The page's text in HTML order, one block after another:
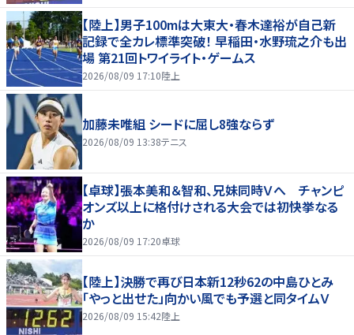
【陸上】男子100mは大東大・春木達裕が自己新
記録で全カレ標準突破！ 早稲田・水野琉之介も出
場 第21回トワイライト・ゲームス
2026/08/09 17:10陸上
加藤未唯組 シードに屈し8強ならず
2026/08/09 13:38テニス
【卓球】張本美和＆智和、兄妹同時Ｖへ チャンピ
オンズ以上に格付けされる大会では初快挙なる
か
2026/08/09 17:20卓球
【陸上】決勝で再び日本新12秒62の中島ひとみ
「やっと出せた」向かい風でも予選と同タイムＶ
2026/08/09 15:42陸上